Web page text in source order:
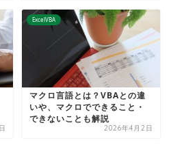
ExcelVBA
マクロ言語とは？VBAとの違
いや、マクロでできること・
できないことも解説
2026年4月2日